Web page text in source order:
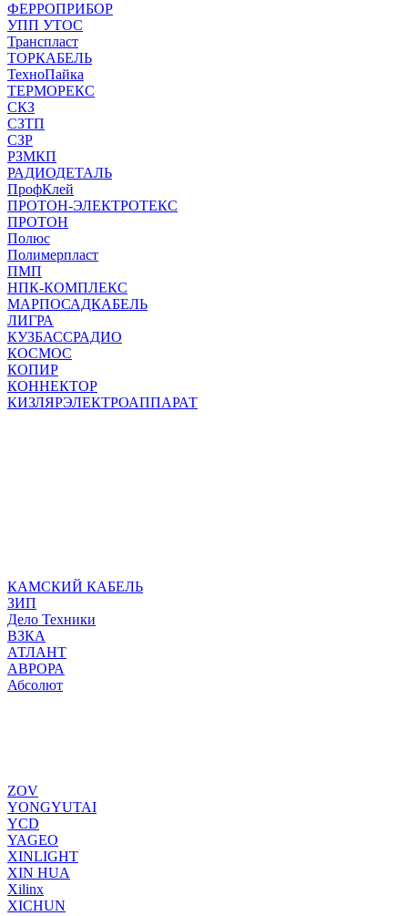
ФЕРРОПРИБОР
УПП УТОС
Транспласт
ТОРКАБЕЛЬ
ТехноПайка
ТЕРМОРЕКС
СКЗ
СЗТП
СЗР
РЗМКП
РАДИОДЕТАЛЬ
ПрофКлей
ПРОТОН-ЭЛЕКТРОТЕКС
ПРОТОН
Полюс
Полимерпласт
ПМП
НПК-КОМПЛЕКС
МАРПОСАДКАБЕЛЬ
ЛИГРА
КУЗБАССРАДИО
КОСМОС
КОПИР
КОННЕКТОР
КИЗЛЯРЭЛЕКТРОАППАРАТ
КАМСКИЙ КАБЕЛЬ
ЗИП
Дело Техники
ВЗКА
АТЛАНТ
АВРОРА
Абсолют
ZOV
YONGYUTAI
YCD
YAGEO
XINLIGHT
XIN HUA
Xilinx
XICHUN